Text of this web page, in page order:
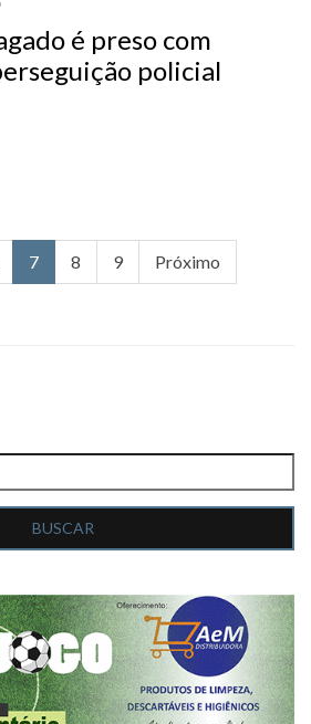
é preso com
policial
7 8 9 Próximo